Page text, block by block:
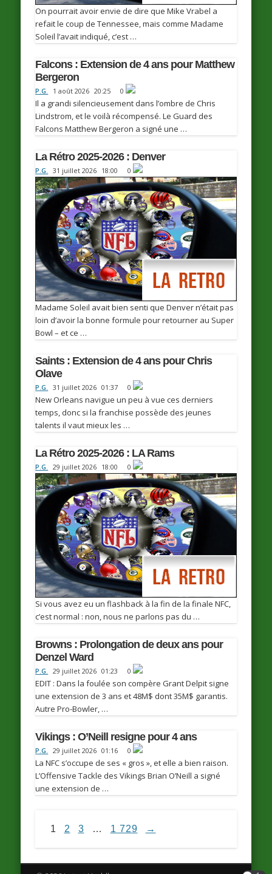
On pourrait avoir envie de dire que Mike Vrabel a
refait le coup de Tennessee, mais comme Madame
Soleil l’avait indiqué, c’est …
Falcons : Extension de 4 ans pour Matthew
Bergeron
P.G. 1 août 2026 20:25 0
Il a grandi silencieusement dans l’ombre de Chris
Lindstrom, et le voilà récompensé. Le Guard des
Falcons Matthew Bergeron a signé une …
La Rétro 2025-2026 : Denver
P.G. 31 juillet 2026 18:00 0
Madame Soleil avait bien senti que Denver n’était pas
loin d’avoir la bonne formule pour retourner au Super
Bowl – et ce …
Saints : Extension de 4 ans pour Chris
Olave
P.G. 31 juillet 2026 01:37 0
New Orleans navigue un peu à vue ces derniers
temps, donc si la franchise possède des jeunes
talents il vaut mieux les …
La Rétro 2025-2026 : LA Rams
P.G. 29 juillet 2026 18:00 0
Si vous avez eu un flashback à la fin de la finale NFC,
c’est normal : non, nous ne parlons pas du …
Browns : Prolongation de deux ans pour
Denzel Ward
P.G. 29 juillet 2026 01:23 0
EDIT : Dans la foulée son compère Grant Delpit signe
une extension de 3 ans et 48M$ dont 35M$ garantis.
Autre Pro-Bowler, …
Vikings : O’Neill resigne pour 4 ans
P.G. 29 juillet 2026 01:16 0
La NFC s’occupe de ses « gros », et elle a bien raison.
L’Offensive Tackle des Vikings Brian O’Neill a signé
une extension de …
1 2 3 … 1 729 →